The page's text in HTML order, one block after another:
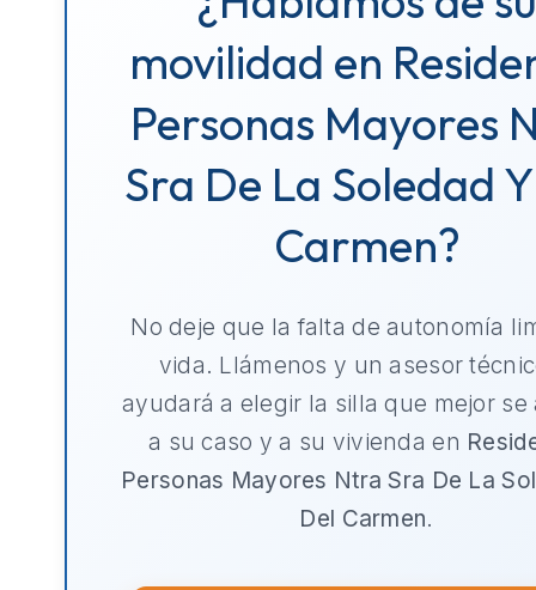
movilidad en
Personas Mayores
Sra De La Soledad
Carmen?
No deje que la falta de autonomía
vida. Llámenos y un asesor
ayudará a elegir la silla que mejor se
a su caso y a su vivienda en
Personas Mayores Ntra Sra De La
Del Carmen.